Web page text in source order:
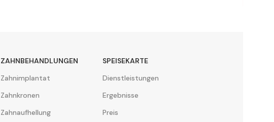
ZAHNBEHANDLUNGEN
Zahnimplantat
Zahnkronen
Zahnaufhellung
SPEISEKARTE
Dienstleistungen
Ergebnisse
Preis